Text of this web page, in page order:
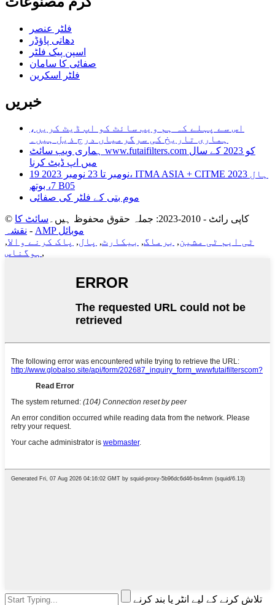
فلٹر عنصر
دھاتی پاؤڈر
اسپن پیک فلٹر
صفائی کا سامان
فلٹر اسکرین
خبریں
اس سے پہلے کہ ہم ویب سائٹ کو اپ ڈیٹ کریں،
ہماری تاریخ کی سرگرمیاں درج ذیل ہیں۔
ہماری ویب سائٹ www.futaifilters.com کو 2023 کے سال
میں اپ ڈیٹ کرنا
19 نومبر تا 23 نومبر 2023، ITMA ASIA + CITME 2023 ہال
7، بوتھ B05
موم بتی کے فلٹر کی صفائی
© کاپی رائٹ - 2010-2023: جملہ حقوق محفوظ ہیں۔
سائٹ کا
نقشہ -
AMP موبائل
ٹی ایم ٹی مشین, برماگ, بیکارٹ, پال, پاک کرنے والا,
ہوگناس ,
تلاش کرنے کے لیے انٹر یا بند کرنے